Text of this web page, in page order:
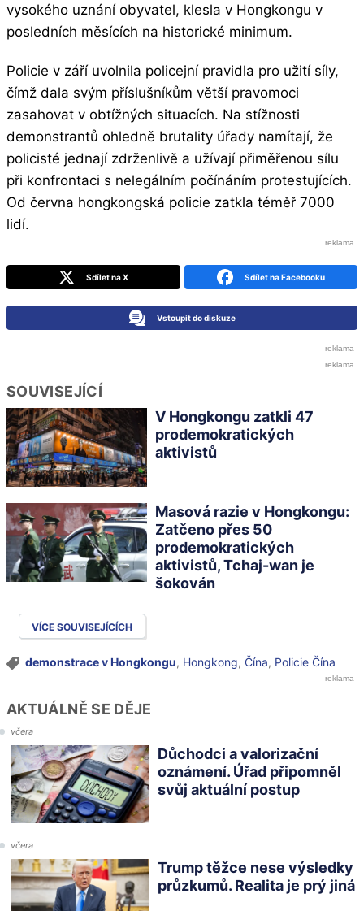
vysokého uznání obyvatel, klesla v Hongkongu v
posledních měsících na historické minimum.
Policie v září uvolnila policejní pravidla pro užití síly,
čímž dala svým příslušníkům větší pravomoci
zasahovat v obtížných situacích. Na stížnosti
demonstrantů ohledně brutality úřady namítají, že
policisté jednají zdrženlivě a užívají přiměřenou sílu
při konfrontaci s nelegálním počínáním protestujících.
Od června hongkongská policie zatkla téměř 7000
lidí.
Sdílet na X Sdílet na Facebooku
Vstoupit do diskuze
SOUVISEJÍCÍ
V Hongkongu zatkli 47
prodemokratických
aktivistů
Masová razie v Hongkongu:
Zatčeno přes 50
prodemokratických
aktivistů, Tchaj-wan je
šokován
VÍCE SOUVISEJÍCÍCH
demonstrace v Hongkongu, Hongkong, Čína, Policie Čína
AKTUÁLNĚ SE DĚJE
včera
Důchodci a valorizační
oznámení. Úřad připomněl
svůj aktuální postup
včera
Trump těžce nese výsledky
průzkumů. Realita je prý jiná